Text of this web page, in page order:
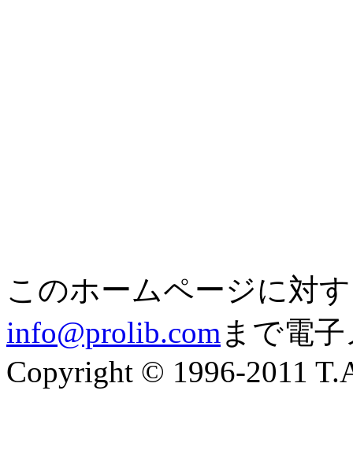
このホームページに対
info@prolib.comまで電
Copyright © 1996-2011